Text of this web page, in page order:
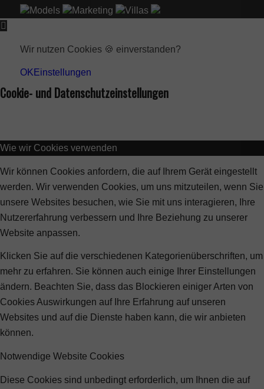
Models Marketing Villas
Wir nutzen Cookies 🍪 einverstanden?
OK Einstellungen
Cookie- und Datenschutzeinstellungen
Wie wir Cookies verwenden
Wir können Cookies anfordern, die auf Ihrem Gerät eingestellt
werden. Wir verwenden Cookies, um uns mitzuteilen, wenn Sie
unsere Websites besuchen, wie Sie mit uns interagieren, Ihre
Nutzererfahrung verbessern und Ihre Beziehung zu unserer
Website anpassen.
Klicken Sie auf die verschiedenen Kategorienüberschriften, um
mehr zu erfahren. Sie können auch einige Ihrer Einstellungen
ändern. Beachten Sie, dass das Blockieren einiger Arten von
Cookies Auswirkungen auf Ihre Erfahrung auf unseren
Websites und auf die Dienste haben kann, die wir anbieten
können.
Notwendige Website Cookies
Diese Cookies sind unbedingt erforderlich, um Ihnen die auf